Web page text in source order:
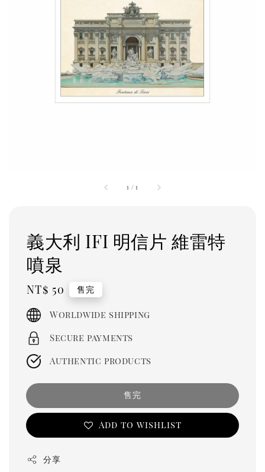
1 /1
義大利 IFI 明信片 維雷特
噴泉
Regular
price
NT$ 50 售完
Worldwide shipping
Secure payments
Authentic products
售完
Add to wishlist
分享